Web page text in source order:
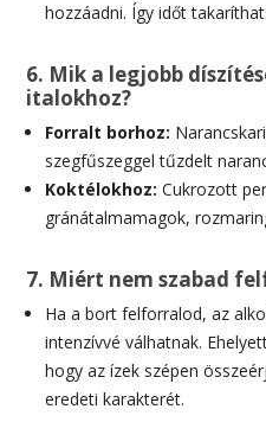
hozzáadni. Így időt
6. Mik a legjobb
italokhoz?
Forralt borhoz:
szegfűszeggel tűzdelt
Koktélokhoz: Cukrozott
gránátalmamagok,
7. Miért nem szabad
Ha a bort felforralod, az
intenzívvé válhatnak.
hogy az ízek szépen
eredeti karakterét.